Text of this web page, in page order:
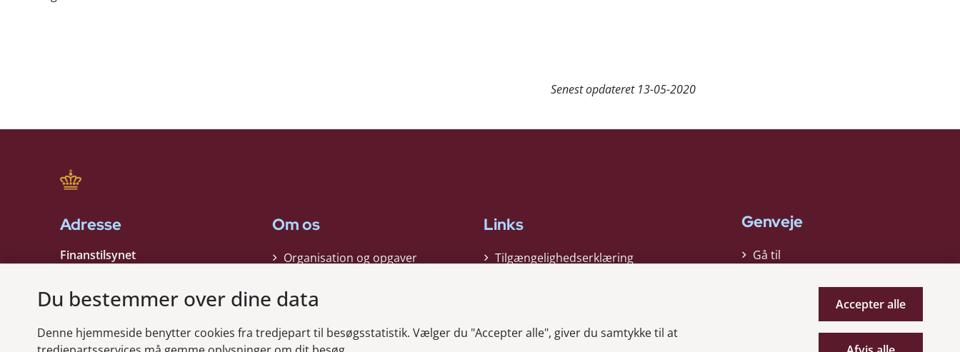
Senest opdateret 13-05-2020
Adresse
Finanstilsynet
1401 København K
CVR nummer:10598184
Om os
Organisation og opgaver
Kontakt
Modtag nyheder
Links
Tilgængelighedserklæring
Whistleblower
Genveje
Gå til
Du bestemmer over dine data
Denne hjemmeside benytter cookies fra tredjepart til besøgsstatistik. Vælger du "Accepter alle", giver du samtykke til at
Accepter alle